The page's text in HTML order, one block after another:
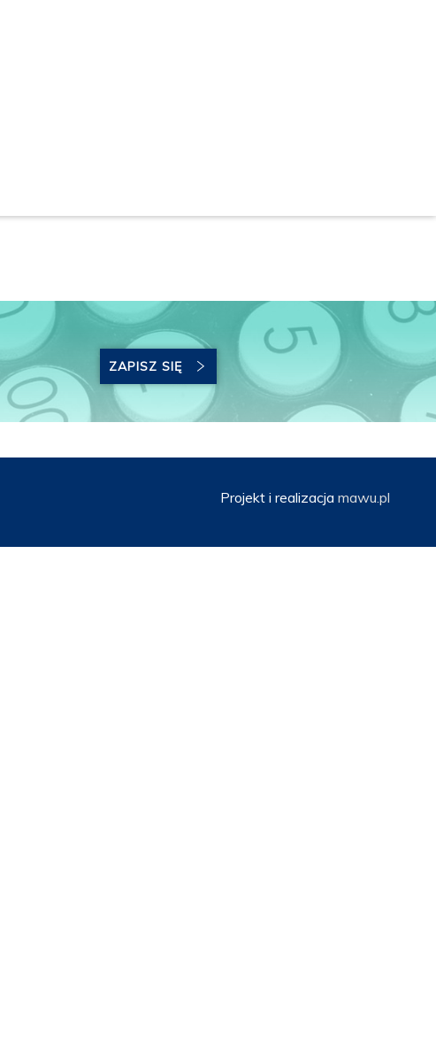
ZAPISZ SIĘ
Projekt i realizacja mawu.pl